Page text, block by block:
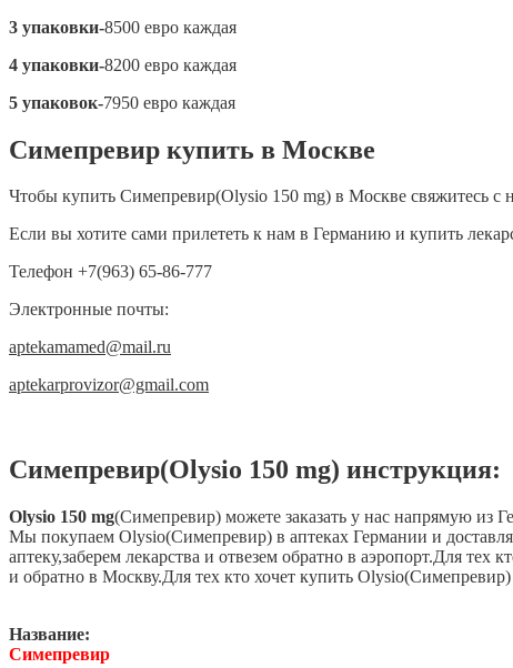
3 упаковки-8500 евро каждая
4 упаковки-8200 евро каждая
5 упаковок-7950 евро каждая
Симепревир купить в Москве
Чтобы купить Симепревир(Olysio 150 mg) в Москве свяжитесь с
Если вы хотите сами прилететь к нам в Германию и купить
Телефон +7(963) 65-86-777
Электронные почты:
aptekamamed@mail.ru
aptekarprovizor@gmail.com
Симепревир(Olysio 150 mg) инструкция:
Olysio 150 mg(Симепревир) можете заказать у нас напрямую из
Мы покупаем Olysio(Симепревир) в аптеках Германии и
аптеку,заберем лекарства и отвезем обратно в аэропорт.Для
и обратно в Москву.Для тех кто хочет купить
Название:
Симепревир